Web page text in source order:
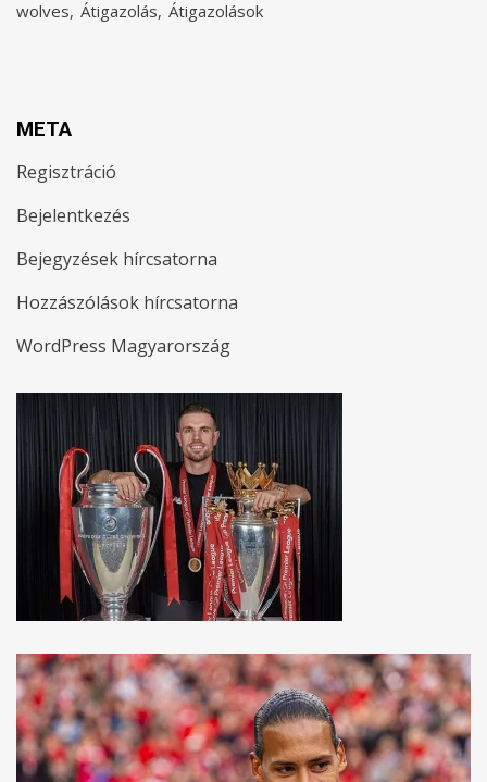
wolves Átigazolás Átigazolások
META
Regisztráció
Bejelentkezés
Bejegyzések hírcsatorna
Hozzászólások hírcsatorna
WordPress Magyarország